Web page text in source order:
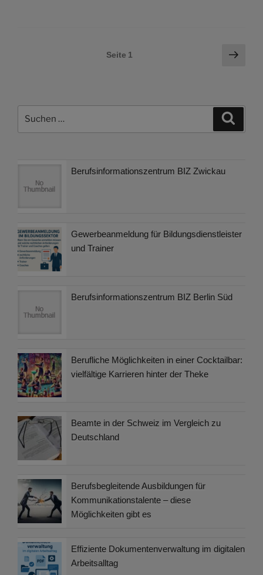
Seitennummerierung
Seite 1
Berufsinformationszentrum BIZ Zwickau
Gewerbeanmeldung für Bildungsdienstleister
und Trainer
Berufsinformationszentrum BIZ Berlin Süd
Berufliche Möglichkeiten in einer Cocktailbar:
vielfältige Karrieren hinter der Theke
Beamte in der Schweiz im Vergleich zu
Deutschland
Berufsbegleitende Ausbildungen für
Kommunikationstalente – diese
Möglichkeiten gibt es
Effiziente Dokumentenverwaltung im digitalen
Arbeitsalltag